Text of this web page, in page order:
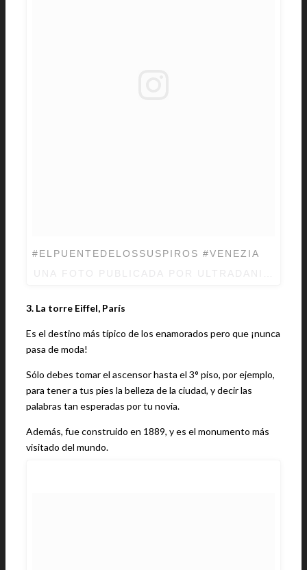
#ELPUENTEDELOSSUSPIROS #VENEZIA
3. La torre Eiffel, París
Es el destino más típico de los enamorados pero que ¡nunca
pasa de moda!
Sólo debes tomar el ascensor hasta el 3° piso, por ejemplo,
para tener a tus pies la belleza de la ciudad, y decir las
palabras tan esperadas por tu novia.
Además, fue construido en 1889, y es el monumento más
visitado del mundo.